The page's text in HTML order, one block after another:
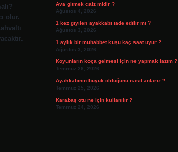
olur.
Ava gitmek caiz midir ?
Ağustos 4, 2026
1 kez giyilen ayakkabı iade edilir mi ?
Ağustos 3, 2026
1 aylık bir muhabbet kuşu kaç saat uyur ?
Ağustos 3, 2026
Koyunların koça gelmesi için ne yapmak lazım ?
Temmuz 26, 2026
Ayakkabının büyük olduğunu nasıl anlarız ?
Temmuz 25, 2026
Karabaş otu ne için kullanılır ?
Temmuz 24, 2026